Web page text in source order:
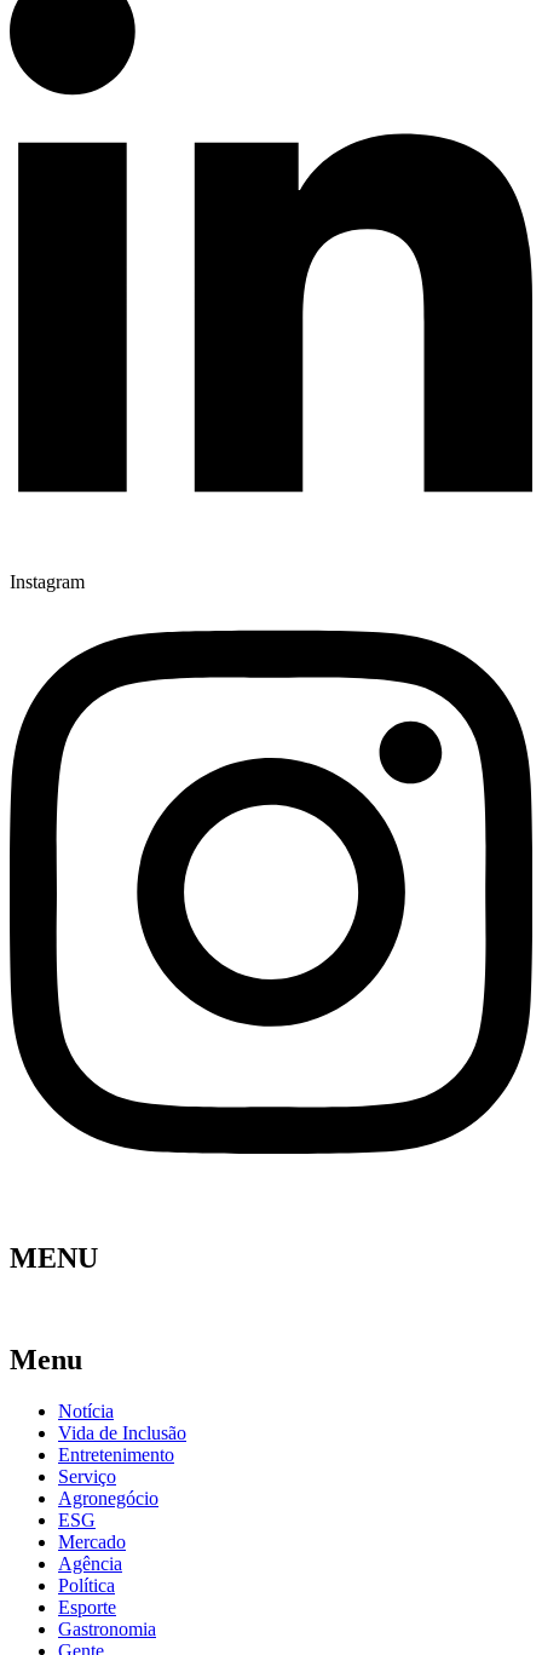
Instagram
MENU
Menu
Notícia
Vida de Inclusão
Entretenimento
Serviço
Agronegócio
ESG
Mercado
Agência
Política
Esporte
Gastronomia